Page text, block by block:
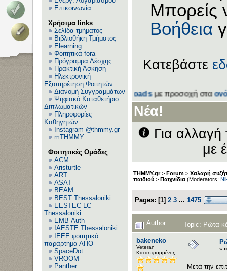
Επικοινωνία
Χρήσιμα links
Σελίδα τμήματος
Βιβλιοθήκη Τμήματος
Elearning
Φοιτητικά fora
Πρόγραμμα Λέσχης
Πρακτική Άσκηση
Ηλεκτρονική
Εξυπηρέτηση Φοιτητών
Διανομή Συγγραμμάτων
Ψηφιακό Καταθετήριο
Διπλωματικών
Πληροφορίες
Καθηγητών
Instagram @thmmy.gr
mTHMMY
Φοιτητικές Ομάδες
ACM
Aristurtle
ART
ASAT
BEAM
BEST Thessaloniki
EESTEC LC
Thessaloniki
EΜΒ Auth
IAESTE Thessaloniki
IEEE φοιτητικό
παράρτημα ΑΠΘ
SpaceDot
VROOM
Panther
Μπορείς
Βοήθεια
Κατεβάστε
στον τομέα Downloadsμε προσοχή σταονόματα
Νέα!
Για
με
THMMY.gr> Forum > Χαλαρή
παιδιού > Παιχνίδια (Moderators:
Pages: [1] 2 3 ... 1475
Author Topic: Ρώτα
bakeneko
Veteran
Καταστραμμένος
«
Μετά την